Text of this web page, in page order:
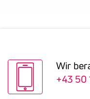
Wir
+43 50